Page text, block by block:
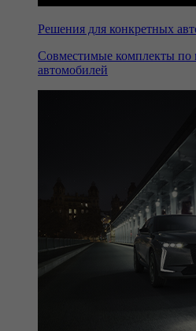
Решения для конкретных
Совместимые комплекты по
автомобилей